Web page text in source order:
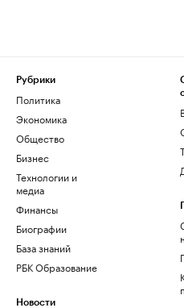
Рубрики
Политика
Экономика
Общество
Бизнес
Технологии и
медиа
Финансы
Биографии
База знаний
РБК Образование
Новости